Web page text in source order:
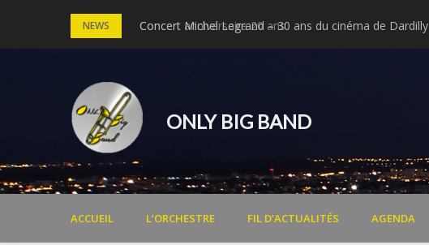
NEWS Concert anniversaire 20 ans
Concert Michel Legrand – 30 ans du cinéma de Dardilly
ONLY BIG BAND
ACCUEIL L’ORCHESTRE FIL D’ACTUALITÉS AGENDA